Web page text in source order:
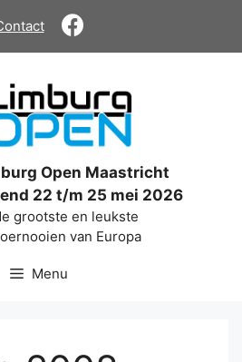
Open Maastricht
22 t/m 25 mei 2026
grootste en leukste
van Europa
Menu